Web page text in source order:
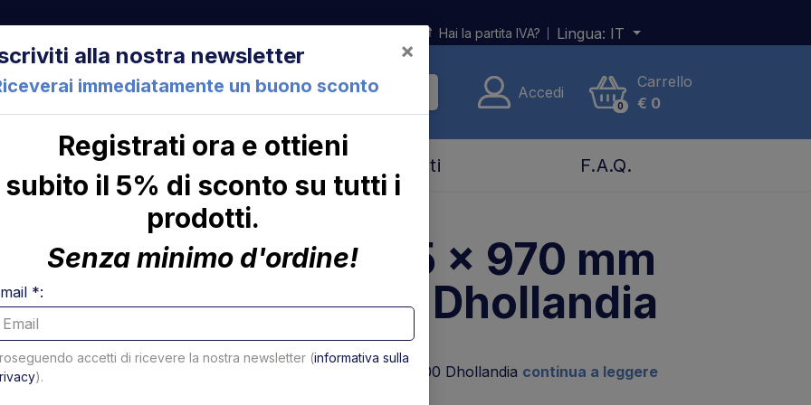
Cesena (FC) Italia Hai la partita IVA? Lingua: IT
Accedi
0
Carrello
€ 0
Contatti F.A.Q.
Dhollandia
Stelo Ø 35 x 970 mm
DKC 1700 Dhollandia
Codice: 14349D
Stelo Ø 35 x 970 mm DKC 1700 Dhollandia continua a leggere
alla nostra newsletter
immediatamente un buono sconto
×
Registrati ora e ottieni
subito il 5% di sconto su tutti i
prodotti.
Senza minimo d'ordine!
*:
accetti di ricevere la nostra newsletter (informativa sulla
).